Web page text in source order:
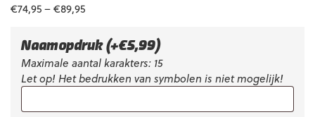
€74,95–€89,95
Naamopdruk (+€5,99)
Maximale aantal karakters: 15
Let op! Het bedrukken van symbolen is niet mogelijk!